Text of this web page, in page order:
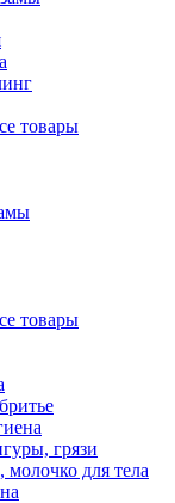
товары
товары
грязи
для тела